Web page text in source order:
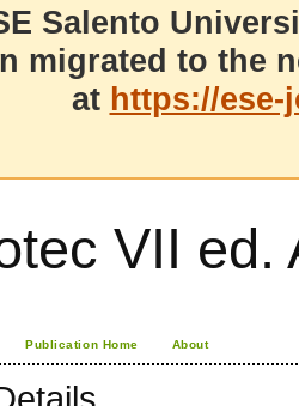
Salento
migrated to the
at https://
VII ed.
Publication Home About